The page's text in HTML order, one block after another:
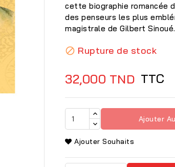

cette biographie romancée
des penseurs les plus
magistrale de Gilbert Sinoué.
 Rupture de stock
32,000 TND TTC
Ajouter
Ajouter Souhaits